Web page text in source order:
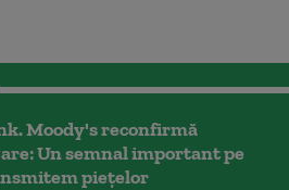
Moody's reconfirmă
Un semnal important pe
piețelor